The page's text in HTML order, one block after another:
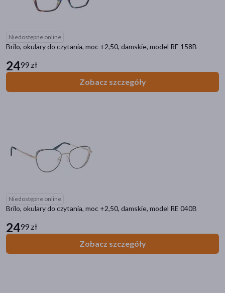
Niedostępne online
Brilo, okulary do czytania, moc +2,50, damskie, model RE 158B
2499 zł
Zobacz szczegóły
Niedostępne online
Brilo, okulary do czytania, moc +2,50, damskie, model RE 040B
2499 zł
Zobacz szczegóły